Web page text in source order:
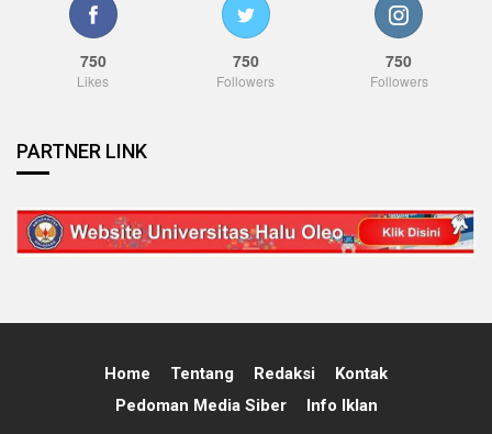
750
Likes
750
Followers
750
Followers
PARTNER LINK
Home Tentang Redaksi
Kontak
Pedoman Media Siber
Info Iklan